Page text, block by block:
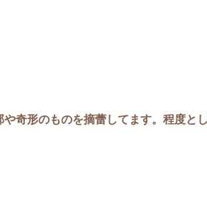
奇形のものを摘蕾してます。程度と